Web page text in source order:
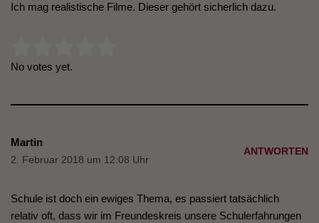
Ich mag realistische Filme. Dieser gehört sicherlich dazu.
No votes yet.
Martin
2. Februar 2018 um 12:08 Uhr
ANTWORTEN
Schule ist doch ein ewiges Thema, es passiert tatsächlich
relativ oft, dass wir im Freundeskreis unsere Schulerfahrungen